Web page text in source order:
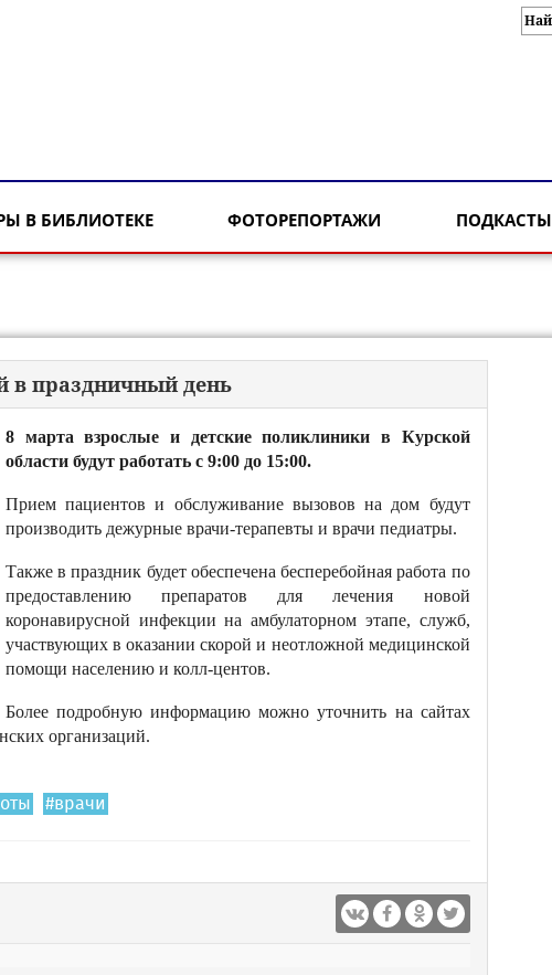
В БИБЛИОТЕКЕ ФОТОРЕПОРТАЖИ ПОДКАСТЫ
в праздничный день
8 марта взрослые и детские поликлиники в Курской
области будут работать с 9:00 до 15:00.
Прием пациентов и обслуживание вызовов на дом будут
производить дежурные врачи-терапевты и врачи педиатры.
Также в праздник будет обеспечена бесперебойная работа по
предоставлению препаратов для лечения новой
коронавирусной инфекции на амбулаторном этапе, служб,
участвующих в оказании скорой и неотложной медицинской
помощи населению и колл-центов.
Более подробную информацию можно уточнить на сайтах
организаций.
#врачи